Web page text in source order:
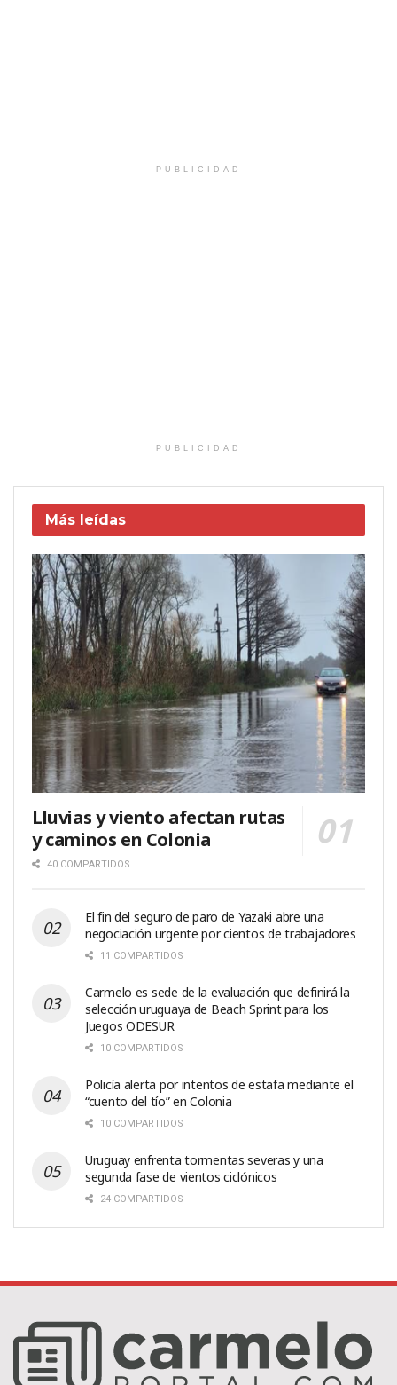
PUBLICIDAD
PUBLICIDAD
Más leídas
Lluvias y viento afectan rutas
y caminos en Colonia
40 COMPARTIDOS
El fin del seguro de paro de Yazaki abre una
negociación urgente por cientos de trabajadores
11 COMPARTIDOS
Carmelo es sede de la evaluación que definirá la
selección uruguaya de Beach Sprint para los
Juegos ODESUR
10 COMPARTIDOS
Policía alerta por intentos de estafa mediante el
“cuento del tío” en Colonia
10 COMPARTIDOS
Uruguay enfrenta tormentas severas y una
segunda fase de vientos ciclónicos
24 COMPARTIDOS